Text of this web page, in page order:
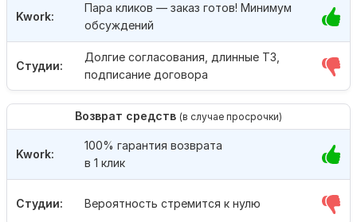
Студии:
Долгие согласования, длинные ТЗ,
подписание договора
Kwork:
Пара кликов — заказ готов! Минимум
обсуждений
Возврат средств (в случае просрочки)
Студии: Вероятность стремится к нулю
Kwork:
100% гарантия возврата
в 1 клик